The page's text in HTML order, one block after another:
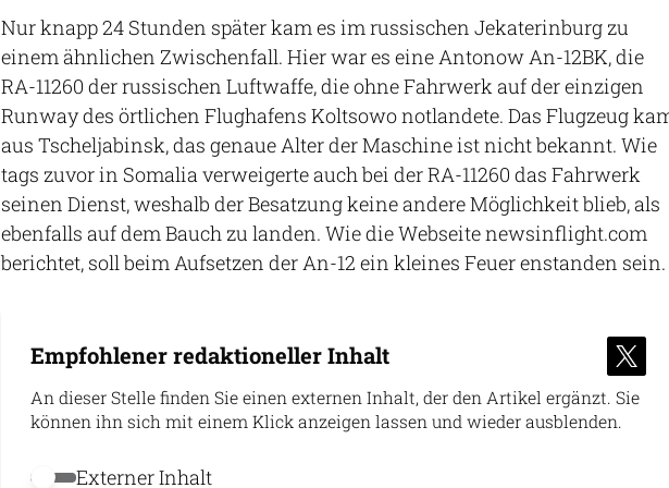
Nur knapp 24 Stunden später kam es im russischen Jekaterinburg zu
einem ähnlichen Zwischenfall. Hier war es eine Antonow An-12BK, die
RA-11260 der russischen Luftwaffe, die ohne Fahrwerk auf der einzigen
Runway des örtlichen Flughafens Koltsowo notlandete. Das Flugzeug
aus Tscheljabinsk, das genaue Alter der Maschine ist nicht bekannt. Wie
tags zuvor in Somalia verweigerte auch bei der RA-11260 das Fahrwerk
seinen Dienst, weshalb der Besatzung keine andere Möglichkeit blieb, als
ebenfalls auf dem Bauch zu landen. Wie die Webseite newsinflight.com
berichtet, soll beim Aufsetzen der An-12 ein kleines Feuer enstanden sein.
Empfohlener redaktioneller Inhalt
An dieser Stelle finden Sie einen externen Inhalt, der den Artikel ergänzt. Sie
können ihn sich mit einem Klick anzeigen lassen und wieder ausblenden.
Externer Inhalt erlauben
Externer Inhalt